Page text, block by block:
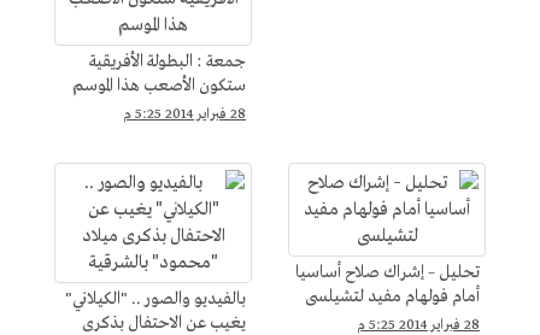
جمعة : البطولة الأفريقية
ستكون الأصعب هذا الموسم
28 فبراير 2014 5:25 م
تحليل – إشراك صلاح أساسيا
أمام فولهام مفيد لتشيلسى
28 فبراير 2014 5:25 م
بالفيديو والصور .. "الكيلاني"
يغيب عن الاحتفال بذكرى